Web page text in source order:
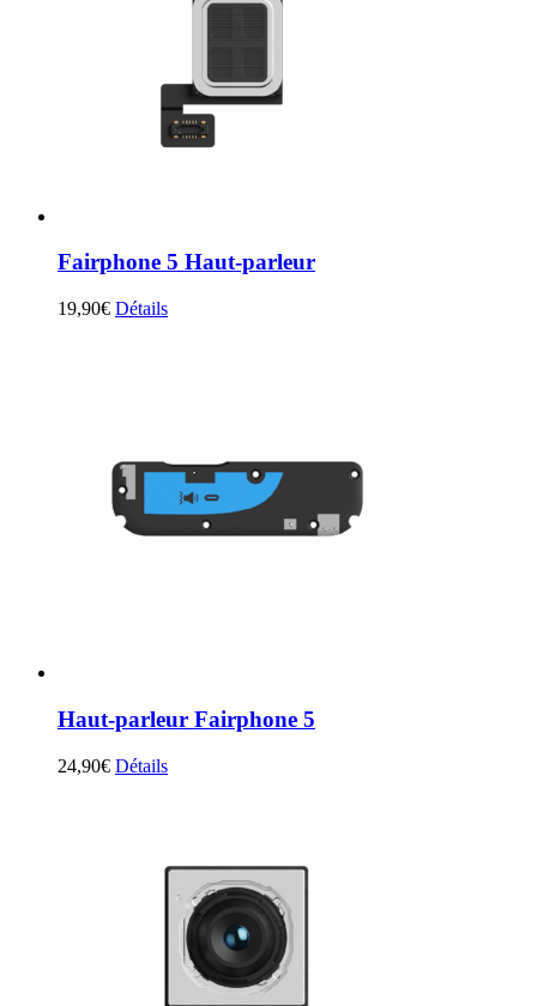
Fairphone 5 Haut-parleur
19,90€ Détails
Haut-parleur Fairphone 5
24,90€ Détails